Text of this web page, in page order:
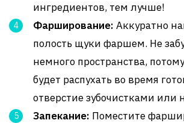
ингредиентов, тем лучше!
Фарширование: Аккуратно
полость щуки фаршем. Не
немного пространства,
будет распухать во время
отверстие зубочистками или
Запекание: Поместите